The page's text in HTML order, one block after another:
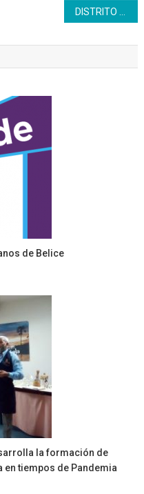
DISTRITO CAPITAL | Las Bricomiles llegaron a Caracas para quedarse
de Belice
la formación de
tiempos de Pandemia